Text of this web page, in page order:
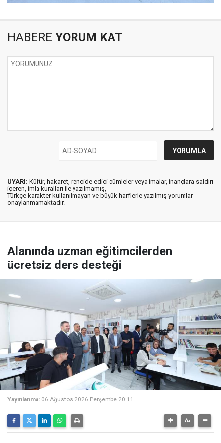
HABERE YORUM KAT
UYARI: Küfür, hakaret, rencide edici cümleler veya imalar, inançlara saldırı
içeren, imla kuralları ile yazılmamış,
Türkçe karakter kullanılmayan ve büyük harflerle yazılmış yorumlar
onaylanmamaktadır.
Alanında uzman eğitimcilerden
ücretsiz ders desteği
Yayınlanma: 06 Ağustos 2026 Perşembe 20:11